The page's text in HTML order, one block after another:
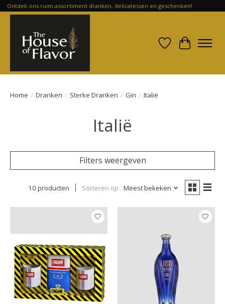
Ontdek ons ruim assortiment dranken, delicatessen en geschenken!
Verlanglijst
Home / Dranken / Sterke Dranken / Gin / Italië
Italië
Filters weergeven
10 producten Sorteren op Meest bekeken